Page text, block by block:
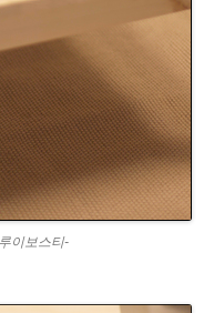
이보스티-